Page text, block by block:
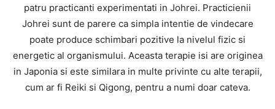
patru practicanti experimentati in Johrei. Practicienii
Johrei sunt de parere ca simpla intentie de vindecare
poate produce schimbari pozitive la nivelul fizic si
energetic al organismului. Aceasta terapie isi are originea
in Japonia si este similara in multe privinte cu alte terapii,
cum ar fi Reiki si Qigong, pentru a numi doar cateva.